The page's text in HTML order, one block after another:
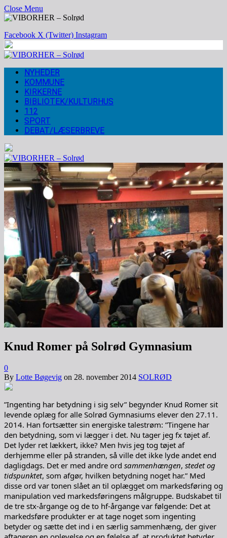
Close Menu
Facebook X (Twitter) Instagram
NYHEDER
KOMMUNE
KIRKERNE
BIBLIOTEK/KULTURHUS
112
SPORT
DEBAT/LÆSERBREVE
Knud Romer på Solrød Gymnasium
0
By Lotte Bøgevig on 28. november 2014 SOLRØD
”Ingenting har betydning i sig selv” begynder Knud Romer sit
levende oplæg for alle Solrød Gymnasiums elever den 27.11.
2014. Han fortsætter sin energiske talestrøm: ”Tingene har
den betydning, som vi lægger i det. Nu tager jeg fx tøjet af.
Det lyder ret lækkert, ikke? Men hvis jeg tog tøjet af
derhjemme eller på stranden, så ville det ikke lyde andet end
dagligdags. Det er med andre ord sammenhængen, stedet og
tidspunktet, som afgør, hvilken betydning noget har.” Med
disse ord var tonen slået an til oplægget om markedsføring og
manipulation ved markedsføringens målgruppe. Budskabet til
de tre stx-årgange og de to hf-årgange var følgende: Det at
markedsføre produkter er at tage noget som ingenting
betyder og sætte det ind i en særlig sammenhæng, der giver